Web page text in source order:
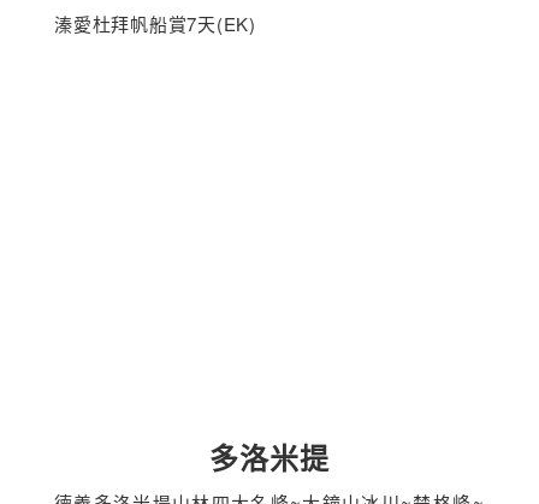
溱愛杜拜帆船賞7天(EK)
多洛米提